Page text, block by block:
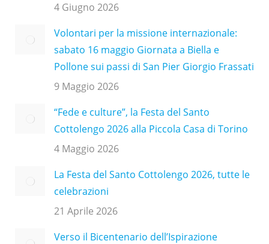
4 Giugno 2026
Volontari per la missione internazionale:
sabato 16 maggio Giornata a Biella e
Pollone sui passi di San Pier Giorgio Frassati
9 Maggio 2026
“Fede e culture”, la Festa del Santo
Cottolengo 2026 alla Piccola Casa di Torino
4 Maggio 2026
La Festa del Santo Cottolengo 2026, tutte le
celebrazioni
21 Aprile 2026
Verso il Bicentenario dell’Ispirazione